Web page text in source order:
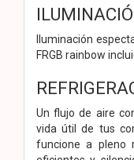
Iluminación
FRGB rainbow
Un flujo de aire
vida útil de tus
funcione a pleno